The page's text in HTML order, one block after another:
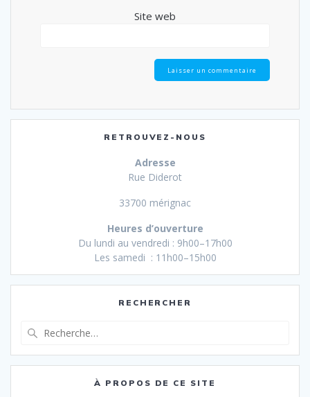
Site web
RETROUVEZ-NOUS
Adresse
Rue Diderot
33700 mérignac
Heures d’ouverture
Du lundi au vendredi : 9h00–17h00
Les samedi : 11h00–15h00
RECHERCHER
:
À PROPOS DE CE SITE